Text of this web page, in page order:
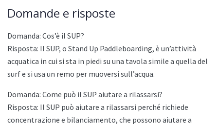
Domande e risposte
Domanda: Cos’è il SUP?
Risposta: Il SUP, o Stand Up Paddleboarding, è un’attività
acquatica in cui si sta in piedi su una tavola simile a quella del
surf e si usa un remo per muoversi sull’acqua.
Domanda: Come può il SUP aiutare a rilassarsi?
Risposta: Il SUP può aiutare a rilassarsi perché richiede
concentrazione e bilanciamento, che possono aiutare a